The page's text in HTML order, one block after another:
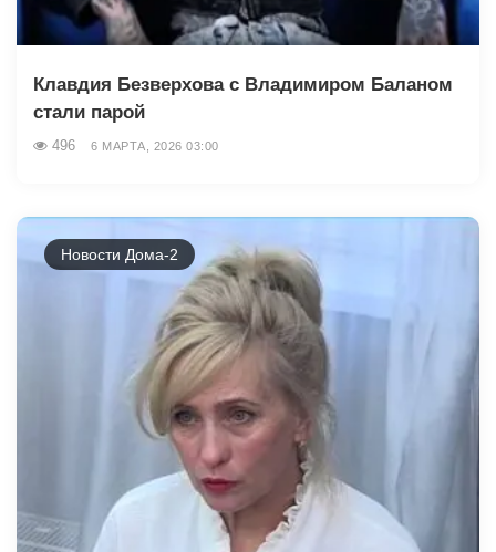
Клавдия Безверхова с Владимиром Баланом
стали парой
496 6 МАРТА, 2026 03:00
Новости Дома-2